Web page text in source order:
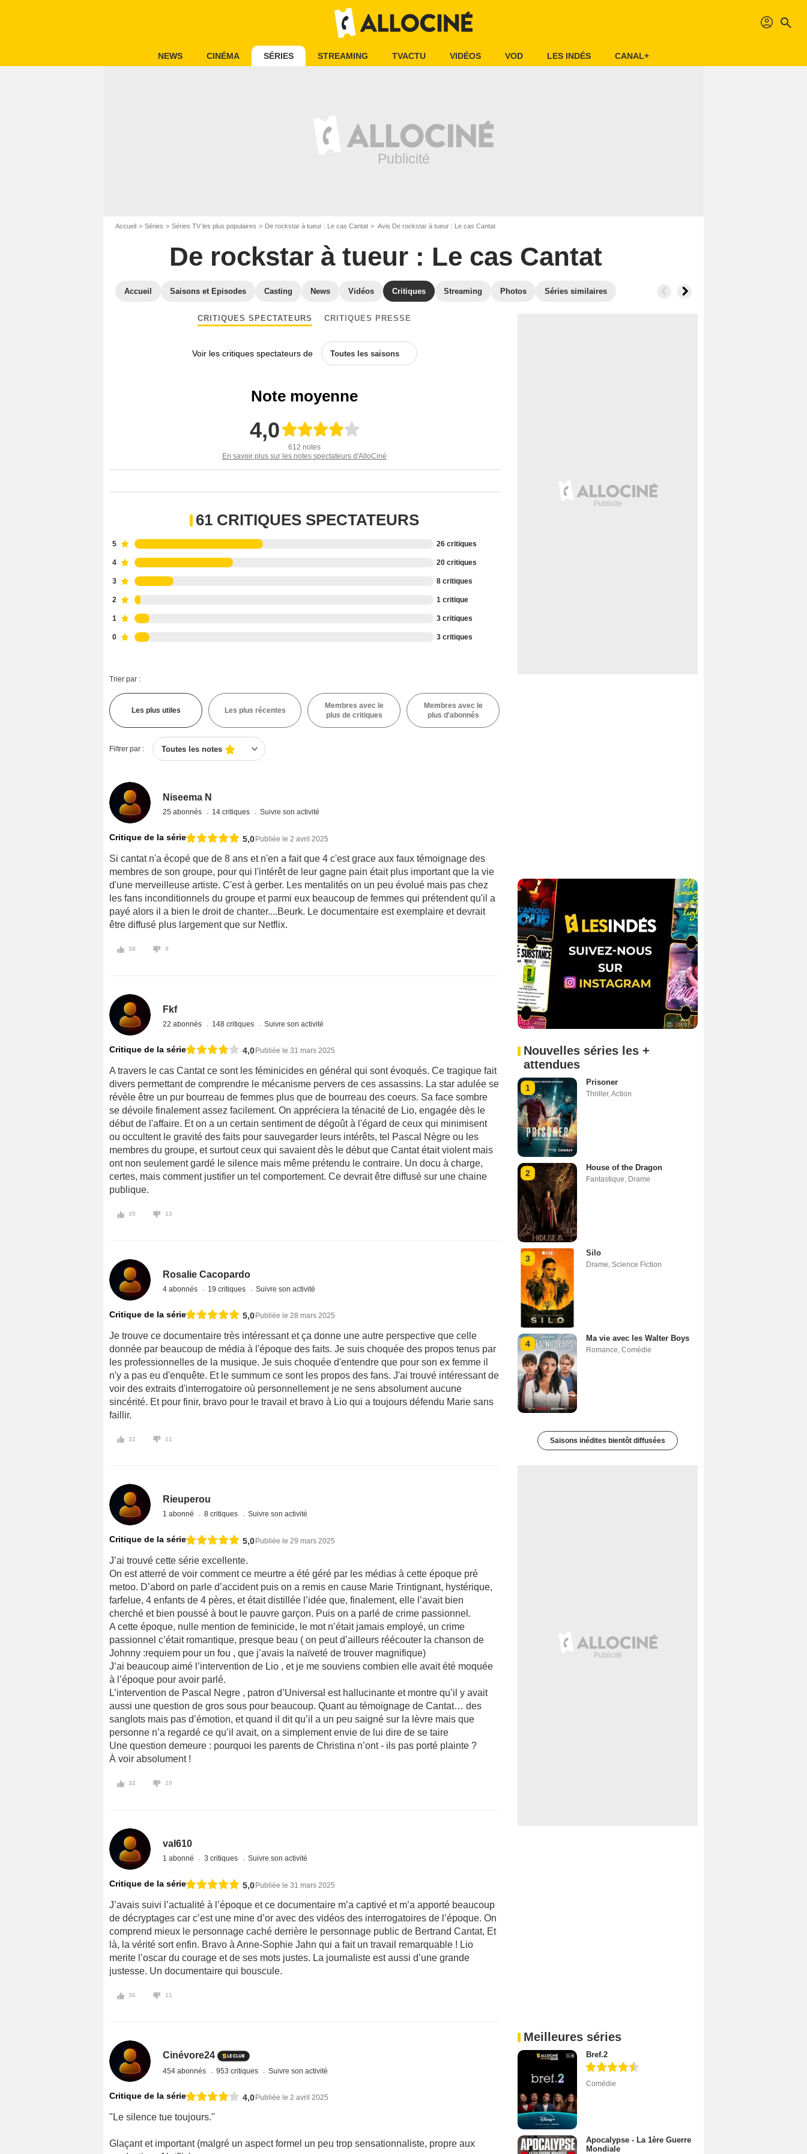
profil search
NEWS CINÉMA SÉRIES STREAMING TVACTU VIDÉOS VOD LES INDÉS CANAL+
Accueil Séries Séries TV les plus populaires De rockstar à tueur : Le cas Cantat Avis De rockstar à tueur : Le cas Cantat
De rockstar à tueur : Le cas Cantat
Accueil Saisons et Episodes Casting News Vidéos Critiques Streaming Photos Séries similaires
CRITIQUES SPECTATEURS CRITIQUES PRESSE
Voir les critiques spectateurs de Toutes les saisons
Note moyenne
4,0
612 notes
En savoir plus sur les notes spectateurs d'AlloCiné
61 CRITIQUES SPECTATEURS
5 26 critiques
4 20 critiques
3 8 critiques
2 1 critique
1 3 critiques
0 3 critiques
Trier par :
Les plus utiles Les plus récentes
Membres avec le
plus de critiques
Membres avec le
plus d'abonnés
Filtrer par : Toutes les notes
Niseema N
25 abonnés 14 critiques Suivre son activité
Critique de la série 5,0Publiée le 2 avril 2025
Si cantat n'a écopé que de 8 ans et n'en a fait que 4 c'est grace aux faux témoignage des
membres de son groupe, pour qui l'intérêt de leur gagne pain était plus important que la vie
d'une merveilleuse artiste. C'est à gerber. Les mentalités on un peu évolué mais pas chez
les fans inconditionnels du groupe et parmi eux beaucoup de femmes qui prétendent qu'il a
payé alors il a bien le droit de chanter....Beurk. Le documentaire est exemplaire et devrait
être diffusé plus largement que sur Netflix.
38 9
Fkf
22 abonnés 148 critiques Suivre son activité
Critique de la série 4,0 Publiée le 31 mars 2025
A travers le cas Cantat ce sont les féminicides en général qui sont évoqués. Ce tragique fait
divers permettant de comprendre le mécanisme pervers de ces assassins. La star adulée se
révèle être un pur bourreau de femmes plus que de bourreau des coeurs. Sa face sombre
se dévoile finalement assez facilement. On appréciera la ténacité de Lio, engagée dès le
début de l'affaire. Et on a un certain sentiment de dégoût à l'égard de ceux qui minimisent
ou occultent le gravité des faits pour sauvegarder leurs intérêts, tel Pascal Nègre ou les
membres du groupe, et surtout ceux qui savaient dès le début que Cantat était violent mais
ont non seulement gardé le silence mais même prétendu le contraire. Un docu à charge,
certes, mais comment justifier un tel comportement. Ce devrait être diffusé sur une chaine
publique.
35 13
Rosalie Cacopardo
4 abonnés 19 critiques Suivre son activité
Critique de la série 5,0 Publiée le 28 mars 2025
Je trouve ce documentaire très intéressant et ça donne une autre perspective que celle
donnée par beaucoup de média à l'époque des faits. Je suis choquée des propos tenus par
les professionnelles de la musique. Je suis choquée d'entendre que pour son ex femme il
n'y a pas eu d'enquête. Et le summum ce sont les propos des fans. J'ai trouvé intéressant de
voir des extraits d'interrogatoire où personnellement je ne sens absolument aucune
sincérité. Et pour finir, bravo pour le travail et bravo à Lio qui a toujours défendu Marie sans
faillir.
32 11
Rieuperou
1 abonné 8 critiques Suivre son activité
Critique de la série 5,0 Publiée le 29 mars 2025
J’ai trouvé cette série excellente.
On est atterré de voir comment ce meurtre a été géré par les médias à cette époque pré
metoo. D’abord on parle d’accident puis on a remis en cause Marie Trintignant, hystérique,
farfelue, 4 enfants de 4 pères, et était distillée l’idée que, finalement, elle l’avait bien
cherché et bien poussé à bout le pauvre garçon. Puis on a parlé de crime passionnel.
A cette époque, nulle mention de feminicide, le mot n’était jamais employé, un crime
passionnel c’était romantique, presque beau ( on peut d’ailleurs réécouter la chanson de
Johnny :requiem pour un fou , que j’avais la naïveté de trouver magnifique)
J’ai beaucoup aimé l’intervention de Lio , et je me souviens combien elle avait été moquée
à l’époque pour avoir parlé.
L’intervention de Pascal Negre , patron d’Universal est hallucinante et montre qu’il y avait
aussi une question de gros sous pour beaucoup. Quant au témoignage de Cantat… des
sanglots mais pas d’émotion, et quand il dit qu’il a un peu saigné sur la lèvre mais que
personne n’a regardé ce qu’il avait, on a simplement envie de lui dire de se taire
Une question demeure : pourquoi les parents de Christina n’ont - ils pas porté plainte ?
À voir absolument !
32 10
val610
1 abonné 3 critiques Suivre son activité
Critique de la série 5,0Publiée le 31 mars 2025
J’avais suivi l’actualité à l’époque et ce documentaire m’a captivé et m’a apporté beaucoup
de décryptages car c’est une mine d’or avec des vidéos des interrogatoires de l’époque. On
comprend mieux le personnage caché derrière le personnage public de Bertrand Cantat, Et
là, la vérité sort enfin. Bravo à Anne-Sophie Jahn qui a fait un travail remarquable ! Lio
merite l’oscar du courage et de ses mots justes. La journaliste est aussi d’une grande
justesse. Un documentaire qui bouscule.
36 11
Cinévore24
454 abonnés 953 critiques Suivre son activité
Critique de la série 4,0Publiée le 2 avril 2025
"Le silence tue toujours."
Glaçant et important (malgré un aspect formel un peu trop sensationnaliste, propre aux
Nouvelles séries les +
attendues
1
Prisoner
Thriller,Action
2
House of the Dragon
Fantastique, Drame
3
Silo
Drame, Science Fiction
4
Ma vie avec les Walter Boys
Romance, Comédie
Saisons inédites bientôt diffusées
Meilleures séries
Bref.2
Comédie
Apocalypse - La 1ère Guerre
Mondiale